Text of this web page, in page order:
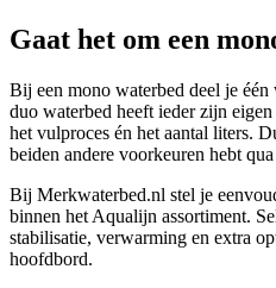
Gaat het om een
Bij een mono waterbed deel je
duo waterbed heeft ieder zijn
het vulproces én het aantal liters.
beiden andere voorkeuren hebt
Bij Merkwaterbed.nl stel je
binnen het Aqualijn assortiment.
stabilisatie, verwarming en extra
hoofdbord.